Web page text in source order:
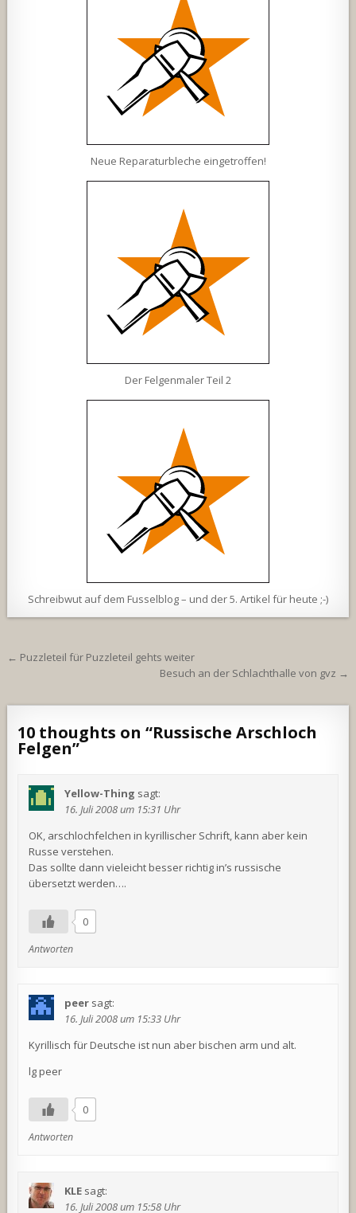
Neue Reparaturbleche eingetroffen!
Der Felgenmaler Teil 2
Schreibwut auf dem Fusselblog – und der 5. Artikel für heute ;-)
Beitragsnavigation
← Puzzleteil für Puzzleteil gehts weiter
Besuch an der Schlachthalle von gvz →
10 thoughts on “Russische Arschloch
Felgen”
Yellow-Thing sagt:
16. Juli 2008 um 15:31 Uhr
OK, arschlochfelchen in kyrillischer Schrift, kann aber kein
Russe verstehen.
Das sollte dann vieleicht besser richtig in’s russische
übersetzt werden….
0
Antworten
peer sagt:
16. Juli 2008 um 15:33 Uhr
Kyrillisch für Deutsche ist nun aber bischen arm und alt.
lg peer
0
Antworten
KLE sagt:
16. Juli 2008 um 15:58 Uhr